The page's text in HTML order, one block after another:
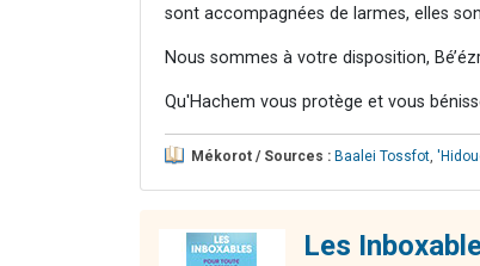
sont accompagnées de larmes, elles
Nous sommes à votre disposition,
Qu'Hachem vous protège et vous
Mékorot / Sources : Baalei Tossfot
Les